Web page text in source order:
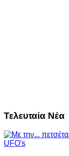
Τελευταία Νέα
UFO's